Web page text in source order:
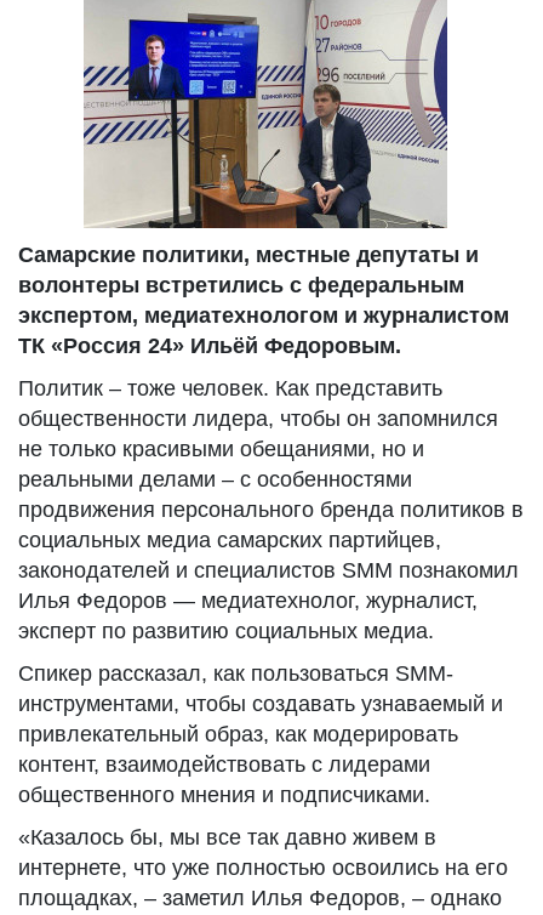
Самарские политики, местные депутаты и
волонтеры встретились с федеральным
экспертом, медиатехнологом и журналистом
ТК «Россия 24» Ильёй Федоровым.
Политик – тоже человек. Как представить
общественности лидера, чтобы он запомнился
не только красивыми обещаниями, но и
реальными делами – с особенностями
продвижения персонального бренда политиков в
социальных медиа самарских партийцев,
законодателей и специалистов SММ познакомил
Илья Федоров — медиатехнолог, журналист,
эксперт по развитию социальных медиа.
Спикер рассказал, как пользоваться SMM-
инструментами, чтобы создавать узнаваемый и
привлекательный образ, как модерировать
контент, взаимодействовать с лидерами
общественного мнения и подписчиками.
«Казалось бы, мы все так давно живем в
интернете, что уже полностью освоились на его
площадках, – заметил Илья Федоров, – однако